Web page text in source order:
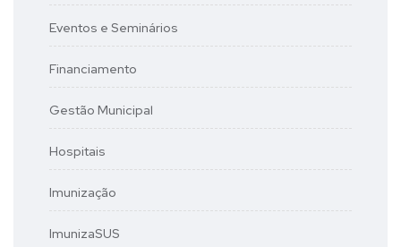
Eventos e Seminários
Financiamento
Gestão Municipal
Hospitais
Imunização
ImunizaSUS